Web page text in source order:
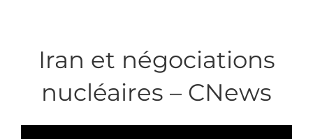
Iran et négociations
nucléaires – CNews